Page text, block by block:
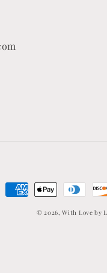
Formas
© 2026,With Love by